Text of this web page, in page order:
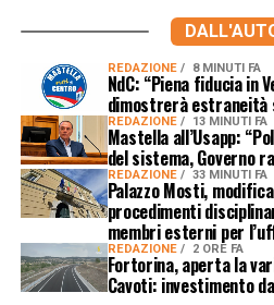
REDAZIONE 8 MINUTI FA
NdC: “Piena fiducia in
dimostrerà
REDAZIONE 13 MINUTI FA
Mastella all’Usapp:
del sistema, Governo
REDAZIONE 33 MINUTI FA
Palazzo Mosti,
procedimenti
membri esterni per
REDAZIONE 2 ORE FA
Fortorina, aperta la
Cavoti: investimento